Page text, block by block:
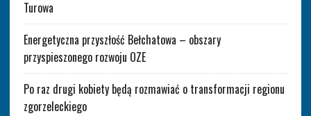
Turowa
Energetyczna przyszłość Bełchatowa – obszary
przyspieszonego rozwoju OZE
Po raz drugi kobiety będą rozmawiać o transformacji regionu
zgorzeleckiego